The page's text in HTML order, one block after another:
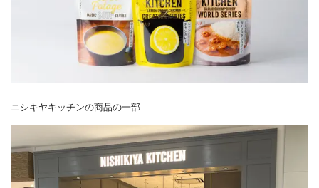
ニシキヤキッチンの商品の一部